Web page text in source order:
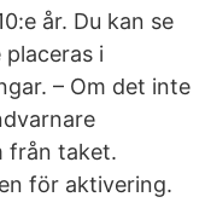
år. Du kan se
i
– Om det inte
från taket.
för aktivering.